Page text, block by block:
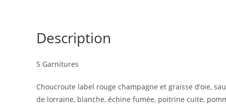
Description
5 Garnitures
Choucroute label rouge champagne et graisse d’oie,
de lorraine, blanche, échine fumée, poitrine cuite,